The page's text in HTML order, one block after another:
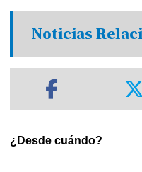
Noticias
¿Desde cuándo?